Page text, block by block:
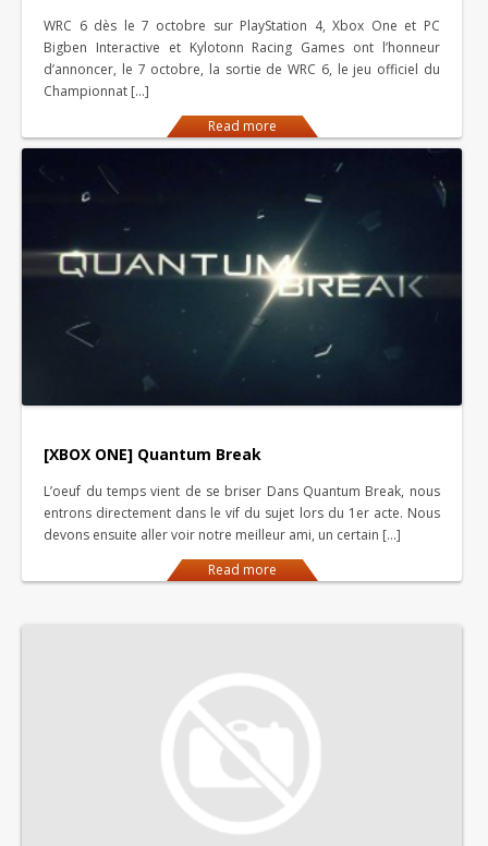
WRC 6 dès le 7 octobre sur PlayStation 4, Xbox One et PC
Bigben Interactive et Kylotonn Racing Games ont l’honneur
d’annoncer, le 7 octobre, la sortie de WRC 6, le jeu officiel du
Championnat […]
Read more
[XBOX ONE] Quantum Break
L’oeuf du temps vient de se briser Dans Quantum Break, nous
entrons directement dans le vif du sujet lors du 1er acte. Nous
devons ensuite aller voir notre meilleur ami, un certain […]
Read more